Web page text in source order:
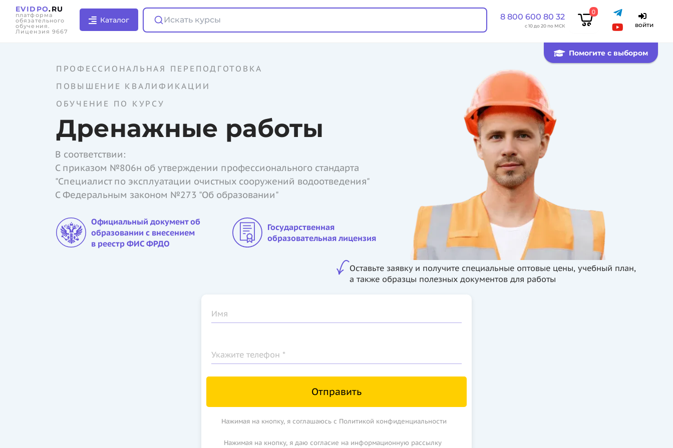
EVIDPO.RU
платформа
обязательного
обучения.
Лицензия 9667
Каталог Искать курсы 8 800 600 80 32
с 10 до 20 по МСК
0
войти
ПРОФЕССИОНАЛЬНАЯ ПЕРЕПОДГОТОВКА
ПОВЫШЕНИЕ КВАЛИФИКАЦИИ
ОБУЧЕНИЕ ПО КУРСУ
Дренажные работы
В соответствии:
С приказом №806н об утверждении профессионального стандарта
"Специалист по эксплуатации очистных сооружений водоотведения"
С Федеральным законом №273 "Об образовании"
Официальный документ об
образовании с внесением
в реестр ФИС ФРДО
Государственная
образовательная лицензия
Оставьте заявку и получите специальные оптовые цены, учебный план,
а также образцы полезных документов для работы
Имя
Укажите телефон *
Отправить
Нажимая на кнопку, я соглашаюсь с Политикой конфиденциальности
Нажимая на кнопку, я даю согласие на информационную рассылку
Помогите с выбором